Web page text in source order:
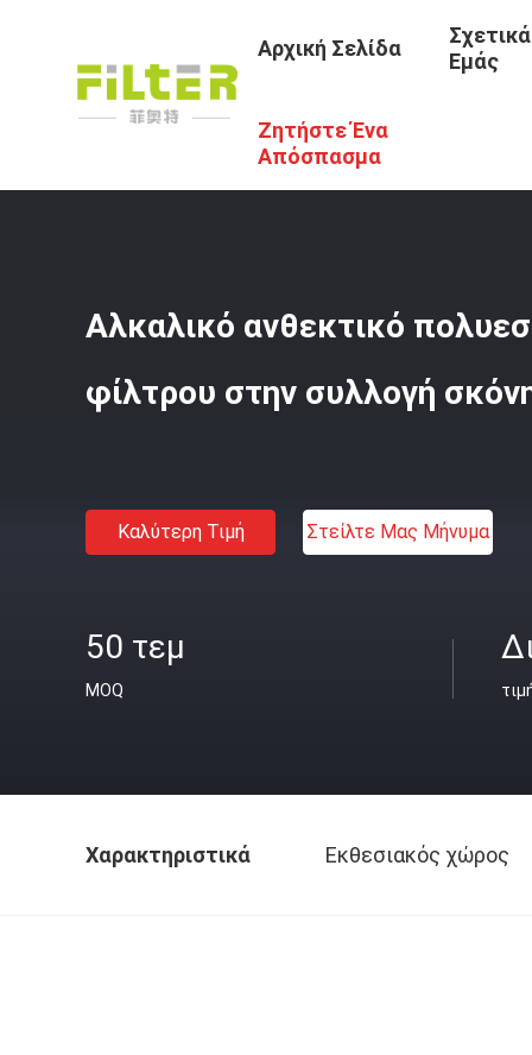
Αρχική Σελίδα
Εμάς
Ζητήστε Ένα
Απόσπασμα
Αρχική Σελίδα Προϊόντα / Σακούλα Φίλτρου Από Γυαλί
Αλκαλικό ανθεκτικό
φίλτρου στην συλλογή
Καλύτερη Τιμή Στείλτε Μας Μήνυμα
50 τεμ
MOQ
Χαρακτηριστικά Εκθεσιακός χώρος